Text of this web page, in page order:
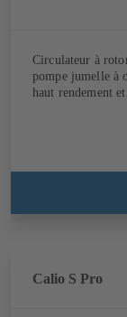
Circulateur à
pompe jumelle à
haut rendement
Calio S Pro